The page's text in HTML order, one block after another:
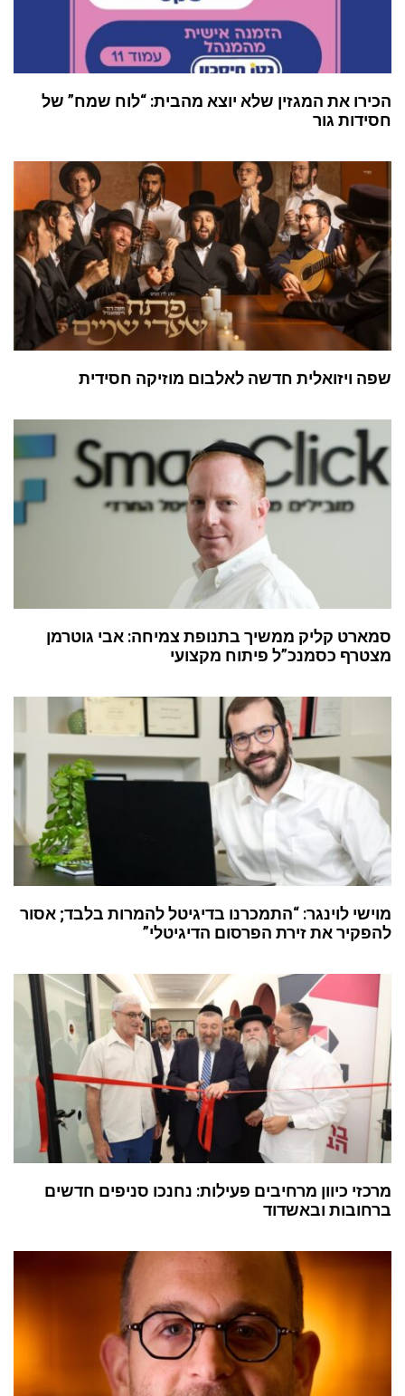
הכירו את המגזין שלא יוצא מהבית: “לוח שמח” של
חסידות גור
שפה ויזואלית חדשה לאלבום מוזיקה חסידית
סמארט קליק ממשיך בתנופת צמיחה: אבי גוטרמן
מצטרף כסמנכ”ל פיתוח מקצועי
מוישי לוינגר: “התמכרנו בדיגיטל להמרות בלבד; אסור
להפקיר את זירת הפרסום הדיגיטלי”
מרכזי כיוון מרחיבים פעילות: נחנכו סניפים חדשים
ברחובות ובאשדוד